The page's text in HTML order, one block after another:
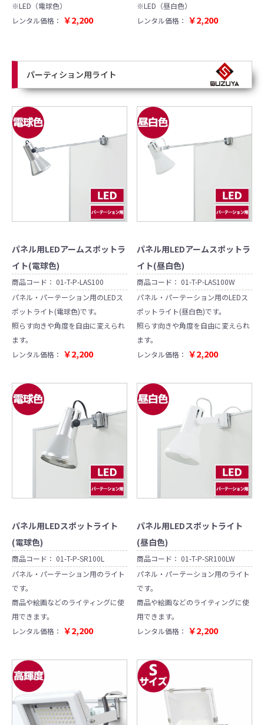
※LED（電球色）
レンタル価格： ￥2,200
※LED（昼白色）
レンタル価格： ￥2,200
パーティション用ライト
パネル用LEDアームスポットラ
イト(電球色)
商品コード： 01-T-P-LAS100
パネル・パーテーション用のLEDス
ポットライト(電球色)です。
照らす向きや角度を自由に変えられ
ます。
レンタル価格： ￥2,200
パネル用LEDアームスポットラ
イト(昼白色)
商品コード： 01-T-P-LAS100W
パネル・パーテーション用のLEDス
ポットライト(昼白色)です。
照らす向きや角度を自由に変えられ
ます。
レンタル価格： ￥2,200
パネル用LEDスポットライト
(電球色)
商品コード： 01-T-P-SR100L
パネル・パーテーション用のライト
です。
商品や絵画などのライティングに使
用できます。
レンタル価格： ￥2,200
パネル用LEDスポットライト
(昼白色)
商品コード： 01-T-P-SR100LW
パネル・パーテーション用のライト
です。
商品や絵画などのライティングに使
用できます。
レンタル価格： ￥2,200